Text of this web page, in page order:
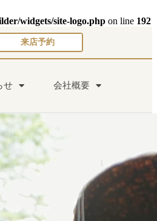
widgets/site-logo.php on line 192
来店予約
せ 会社概要